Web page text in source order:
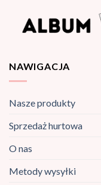
NAWIGACJA
Nasze produkty
Sprzedaż hurtowa
O nas
Metody wysyłki